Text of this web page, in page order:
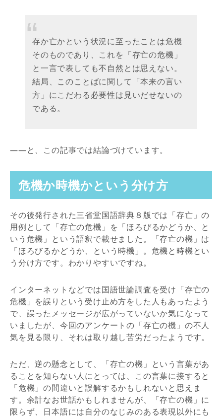
存か亡かという状況に至ったことは危機
そのものであり、これを「存亡の危機」
と一言で表しても不自然とは思えない。
結局、このことばに関して「本来の言い
方」にこだわる必要性は見いだせないの
である。
――と、この記事では結論づけています。
危機か時機かという分け方
その後発行された三省堂国語辞典８版では「存亡」の
用例として「存亡の危機」を「ほろびるかどうか、と
いう危機」という語釈で載せました。「存亡の機」は
「ほろびるかどうか、という時機」。危機と時機とい
う分け方です。わかりやすいですね。
インターネットなどでは国語世論調査を受け「存亡の
危機」を誤りという受け止め方をした人もあったよう
で、誤ったメッセージが広がっていないか気になって
いましたが、今回のアンケートの「存亡の機」の不人
気を見る限り、それは取り越し苦労だったようです。
ただ、逆の懸念として、「存亡の機」という言葉があ
ることを知らない人にとっては、この言葉に接すると
「危機」の間違いと誤解するかもしれないと思えま
す。余計なお世話かもしれませんが、「存亡の機」に
限らず、日本語には自分のなじみのある表現以外にも